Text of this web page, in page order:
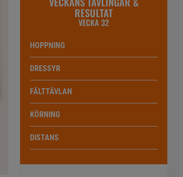
RESULTAT
VECKA 32
HOPPNING
DRESSYR
FÄLTTÄVLAN
KÖRNING
DISTANS